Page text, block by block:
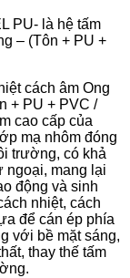
PU- là hệ tấm
– (Tôn + PU +
cách âm Ong
+ PU + PVC /
cao cấp của
mạ nhôm đóng
trường, có khả
ngoại, mang lại
động và sinh
nhiệt, cách
để cán ép phía
với bề mặt sáng,
thay thế tấm